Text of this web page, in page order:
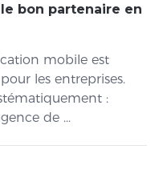
bon partenaire en
mobile est
les entreprises.
:
de ...